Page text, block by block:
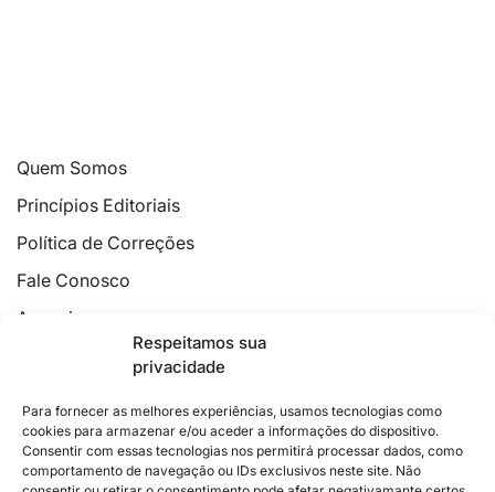
Respeitamos sua
privacidade
Para fornecer as melhores experiências, usamos tecnologias como
cookies para armazenar e/ou aceder a informações do dispositivo.
Consentir com essas tecnologias nos permitirá processar dados, como
comportamento de navegação ou IDs exclusivos neste site. Não
Quem Somos
Princípios Editoriais
Política de Correções
Fale Conosco
Anuncie
Política de Cookies